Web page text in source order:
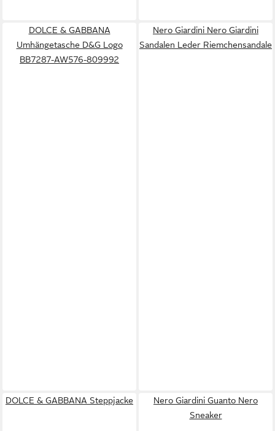
DOLCE & GABBANA
Umhängetasche D&G Logo
BB7287-AW576-809992
Nero Giardini Nero Giardini
Sandalen Leder Riemchensandale
DOLCE & GABBANA Steppjacke
Nero Giardini Guanto Nero
Sneaker